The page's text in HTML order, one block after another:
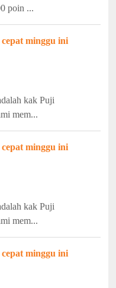
poin ...
minggu ini
kak Puji
mem...
minggu ini
kak Puji
mem...
minggu ini